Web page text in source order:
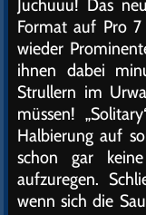
Juchuuu! Das
Format auf Pro
wieder
ihnen dabei
Strullern im
müssen!
Halbierung auf
schon gar
aufzuregen.
wenn sich die